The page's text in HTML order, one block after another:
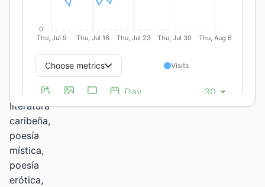
Severo
Sarduy,
literatura
caribeña,
poesía
mística,
poesía
erótica,